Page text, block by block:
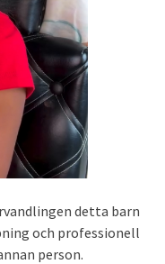
detta barn
och professionell
person.